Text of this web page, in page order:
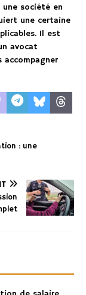
société en
une certaine
Il est
avocat
: une